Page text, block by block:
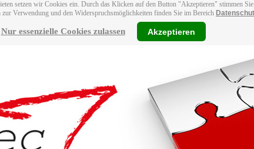
setzen wir Cookies ein. Durch das Klicken auf den Button "Akzeptieren" stimmen
Verwendung und den Widerspruchsmöglichkeiten finden Sie im Bereich
Nur essenzielle Cookies zulassen Akzeptieren